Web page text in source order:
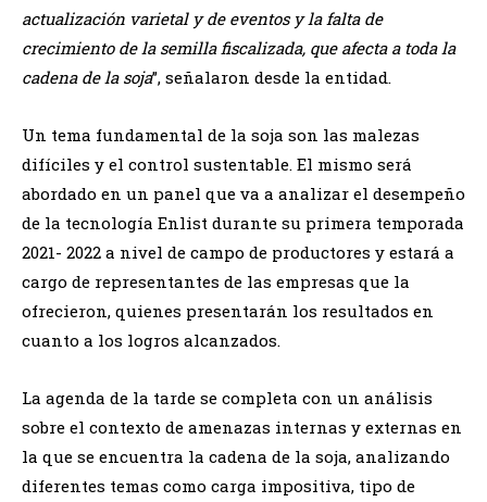
actualización varietal y de eventos y la falta de
crecimiento de la semilla fiscalizada, que afecta a toda la
cadena de la soja”, señalaron desde la entidad.
Un tema fundamental de la soja son las malezas
difíciles y el control sustentable. El mismo será
abordado en un panel que va a analizar el desempeño
de la tecnología Enlist durante su primera temporada
2021- 2022 a nivel de campo de productores y estará a
cargo de representantes de las empresas que la
ofrecieron, quienes presentarán los resultados en
cuanto a los logros alcanzados.
La agenda de la tarde se completa con un análisis
sobre el contexto de amenazas internas y externas en
la que se encuentra la cadena de la soja, analizando
diferentes temas como carga impositiva, tipo de